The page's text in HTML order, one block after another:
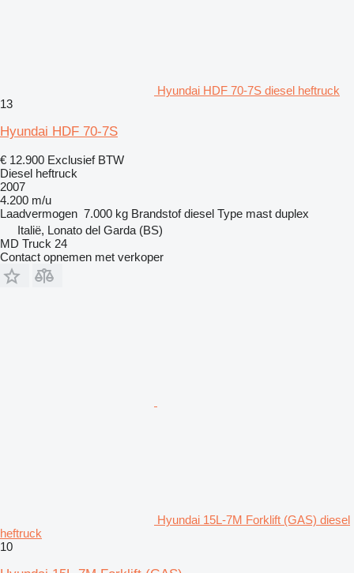
Hyundai HDF 70-7S diesel heftruck
13
Hyundai HDF 70-7S
€ 12.900 Exclusief BTW
Diesel heftruck
2007
4.200 m/u
Laadvermogen 7.000 kg Brandstof diesel Type mast duplex
Italië, Lonato del Garda (BS)
MD Truck 24
Contact opnemen met verkoper
Hyundai 15L-7M Forklift (GAS) diesel
heftruck
10